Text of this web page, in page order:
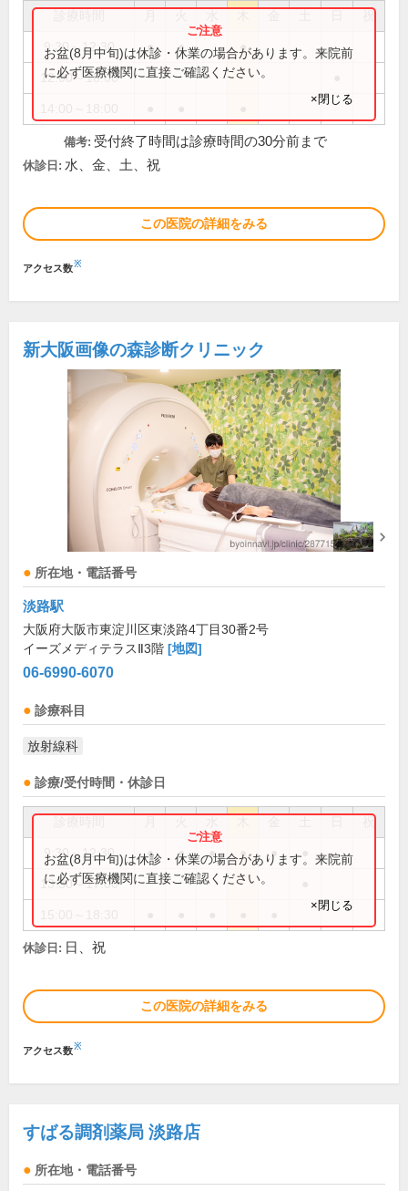
祝
9:30～12:30 ● ● ●
12:00～18:00
お盆(8月中旬)は休診・休業の場合があります。来院前
に必ず医療機関に直接ご確認ください。
×閉じる
備考: 受付終了時間は診療時間の30分前まで
休診日: 水、金、土、祝
この医院の詳細をみる
アクセス数※
新大阪画像の森診断クリニック
所在地・電話番号
淡路駅
大阪府大阪市東淀川区東淡路4丁目30番2号
イーズメディテラスⅡ3階 [地図]
06-6990-6070
診療科目
放射線科
診療/受付時間・休診日
祝
9:30～12:30 ● ● ● ● ●
13:30～17:00
お盆(8月中旬)は休診・休業の場合があります。来院前
に必ず医療機関に直接ご確認ください。
×閉じる
休診日: 日、祝
この医院の詳細をみる
アクセス数※
すばる調剤薬局 淡路店
所在地・電話番号